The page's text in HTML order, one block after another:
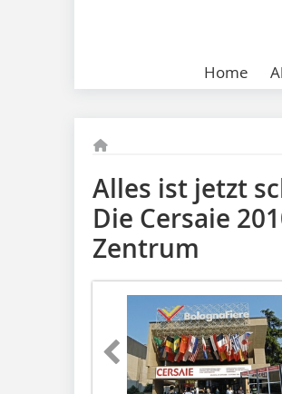
Home
Alles ist jetzt
Die Cersaie
Zentrum